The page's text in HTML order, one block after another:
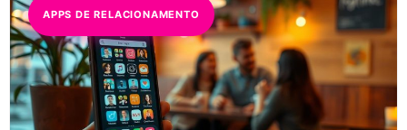
APPS DE RELACIONAMENTO